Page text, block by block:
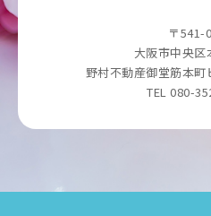
〒541-
大阪市中央
野村不動産御堂筋本
TEL 080-